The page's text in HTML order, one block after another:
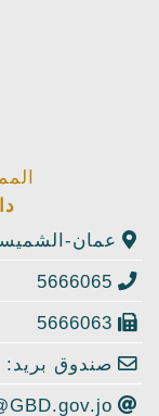
عمان-
5666065
5666063
صندوق بريد: 1860 - عمان 11118